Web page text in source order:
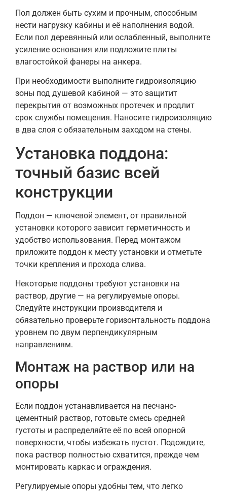
Пол должен быть сухим и прочным, способным
нести нагрузку кабины и её наполнения водой.
Если пол деревянный или ослабленный, выполните
усиление основания или подложите плиты
влагостойкой фанеры на анкера.
При необходимости выполните гидроизоляцию
зоны под душевой кабиной — это защитит
перекрытия от возможных протечек и продлит
срок службы помещения. Наносите гидроизоляцию
в два слоя с обязательным заходом на стены.
Установка поддона:
точный базис всей
конструкции
Поддон — ключевой элемент, от правильной
установки которого зависит герметичность и
удобство использования. Перед монтажом
приложите поддон к месту установки и отметьте
точки крепления и прохода слива.
Некоторые поддоны требуют установки на
раствор, другие — на регулируемые опоры.
Следуйте инструкции производителя и
обязательно проверьте горизонтальность поддона
уровнем по двум перпендикулярным
направлениям.
Монтаж на раствор или на
опоры
Если поддон устанавливается на песчано-
цементный раствор, готовьте смесь средней
густоты и распределяйте её по всей опорной
поверхности, чтобы избежать пустот. Подождите,
пока раствор полностью схватится, прежде чем
монтировать каркас и ограждения.
Регулируемые опоры удобны тем, что легко